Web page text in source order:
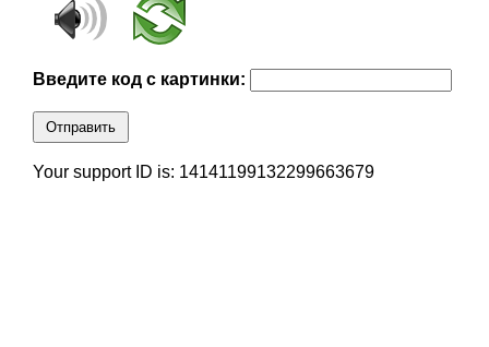
Введите код с картинки:
Отправить
Your support ID is: 14141199132299663679